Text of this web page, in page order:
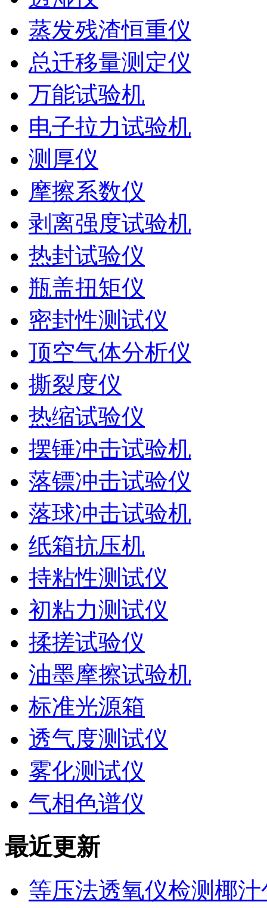
蒸发残渣恒重仪
总迁移量测定仪
万能试验机
电子拉力试验机
测厚仪
摩擦系数仪
剥离强度试验机
热封试验仪
瓶盖扭矩仪
密封性测试仪
顶空气体分析仪
撕裂度仪
热缩试验仪
摆锤冲击试验机
落镖冲击试验仪
落球冲击试验机
纸箱抗压机
持粘性测试仪
初粘力测试仪
揉搓试验仪
油墨摩擦试验机
标准光源箱
透气度测试仪
雾化测试仪
气相色谱仪
最近更新
等压法透氧仪检测椰